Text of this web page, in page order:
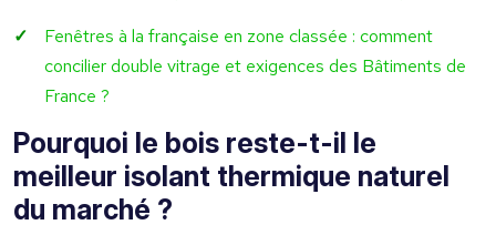
Fenêtres à la française en zone classée : comment
concilier double vitrage et exigences des Bâtiments de
France ?
Pourquoi le bois reste-t-il le
meilleur isolant thermique naturel
du marché ?